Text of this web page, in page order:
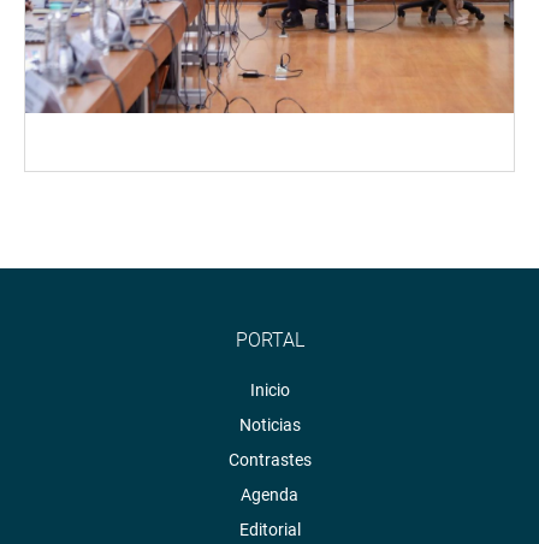
PORTAL
Inicio
Noticias
Contrastes
Agenda
Editorial